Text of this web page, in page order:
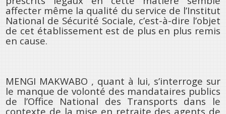
affecter même la qualité du service de l’Institut
National de Sécurité Sociale, c’est-à-dire l’objet
de cet établissement est de plus en plus remis
en cause.
MENGI MAKWABO , quant à lui, s’interroge sur
le manque de volonté des mandataires publics
de l’Office National des Transports dans le
contexte de la mise en retraite des agents de